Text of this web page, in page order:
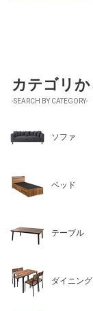
カテゴリ
-SEARCH BY CATEGORY-
ソファ
ベッド
テーブル
ダイニング